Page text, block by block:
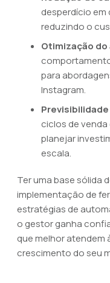
desperdício em
reduzindo o
Otimização
para
Instagram.
ciclos de
planejar
escala.
Ter uma base sólida
implementação de
estratégias de
o gestor ganha
que melhor atendem
crescimento do seu